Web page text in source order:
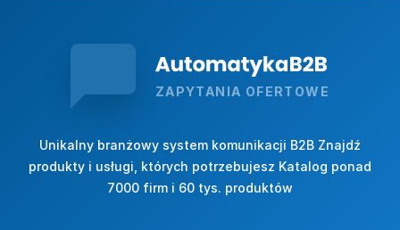
ZAPYTANIA OFERTOWE
Unikalny branżowy system komunikacji B2B Znajdź
produkty i usługi, których potrzebujesz Katalog ponad
7000 firm i 60 tys. produktów